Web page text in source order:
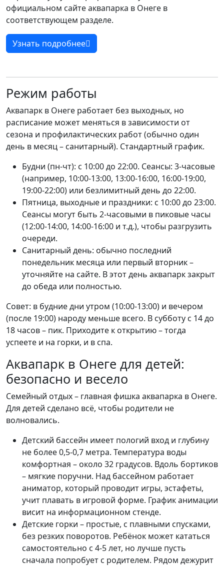
официальном сайте аквапарка в Онеге в
соответствующем разделе.
Узнать подробнее
Режим работы
Аквапарк в Онеге работает без выходных, но
расписание может меняться в зависимости от
сезона и профилактических работ (обычно один
день в месяц – санитарный). Стандартный график.
Будни (пн-чт): с 10:00 до 22:00. Сеансы: 3-часовые
(например, 10:00-13:00, 13:00-16:00, 16:00-19:00,
19:00-22:00) или безлимитный день до 22:00.
Пятница, выходные и праздники: с 10:00 до 23:00.
Сеансы могут быть 2-часовыми в пиковые часы
(12:00-14:00, 14:00-16:00 и т.д.), чтобы разгрузить
очереди.
Санитарный день: обычно последний
понедельник месяца или первый вторник –
уточняйте на сайте. В этот день аквапарк закрыт
до обеда или полностью.
Совет: в будние дни утром (10:00-13:00) и вечером
(после 19:00) народу меньше всего. В субботу с 14 до
18 часов – пик. Приходите к открытию – тогда
успеете и на горки, и в спа.
Аквапарк в Онеге для детей:
безопасно и весело
Семейный отдых – главная фишка аквапарка в Онеге.
Для детей сделано всё, чтобы родители не
волновались.
Детский бассейн имеет пологий вход и глубину
не более 0,5-0,7 метра. Температура воды
комфортная – около 32 градусов. Вдоль бортиков
– мягкие поручни. Над бассейном работает
аниматор, который проводит игры, эстафеты,
учит плавать в игровой форме. График анимации
висит на информационном стенде.
Детские горки – простые, с плавными спусками,
без резких поворотов. Ребёнок может кататься
самостоятельно с 4-5 лет, но лучше пусть
сначала попробует с родителем. Рядом дежурит